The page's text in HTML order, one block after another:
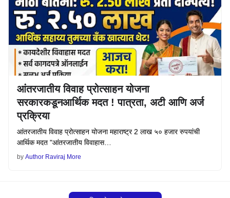
सरकारकडूनआर्थिक मदत ! पात्रता, अटी आणि अर्ज
प्रक्रिया
आंतरजातीय विवाह प्रोत्साहन योजना महाराष्ट्र 2 लाख ५० हजार रुपयांची
आर्थिक मदत "आंतरजातीय विवाहास…
Author Raviraj More
अधिक पोस्ट लोड करा